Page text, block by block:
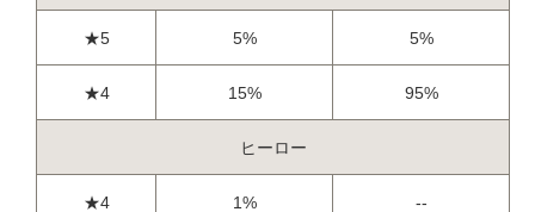
★5 5% 5%
★4 15% 95%
ヒーロー
★4 1% --